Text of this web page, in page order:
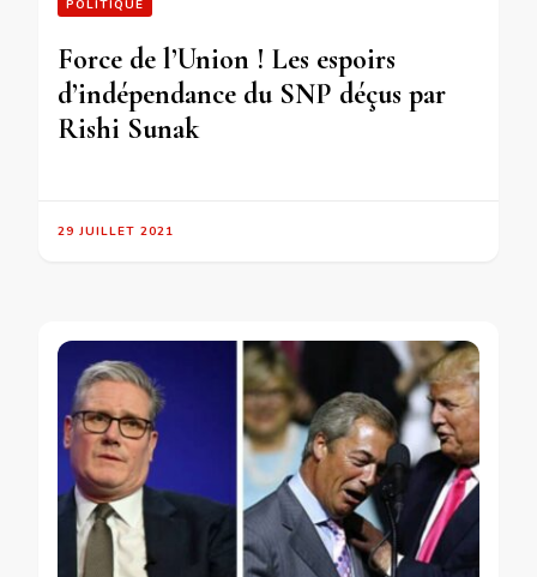
POLITIQUE
Force de l’Union ! Les espoirs
d’indépendance du SNP déçus par
Rishi Sunak
29 JUILLET 2021